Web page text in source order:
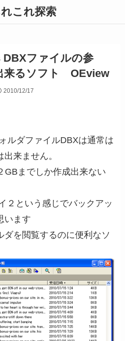
これ探索
ファイルの参
来るソフト OEview
2010/12/17
ルダファイルDBXは通常は
来ません。
GBまでしか作成出来ない
２という感じでバックアッ
います
ダを閲覧するのに便利なソ